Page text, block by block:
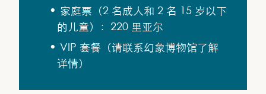
家庭票（2 名成人和 2 名 15 岁以下
的儿童）：220 里亚尔
VIP 套餐（请联系幻象博物馆了解
详情）